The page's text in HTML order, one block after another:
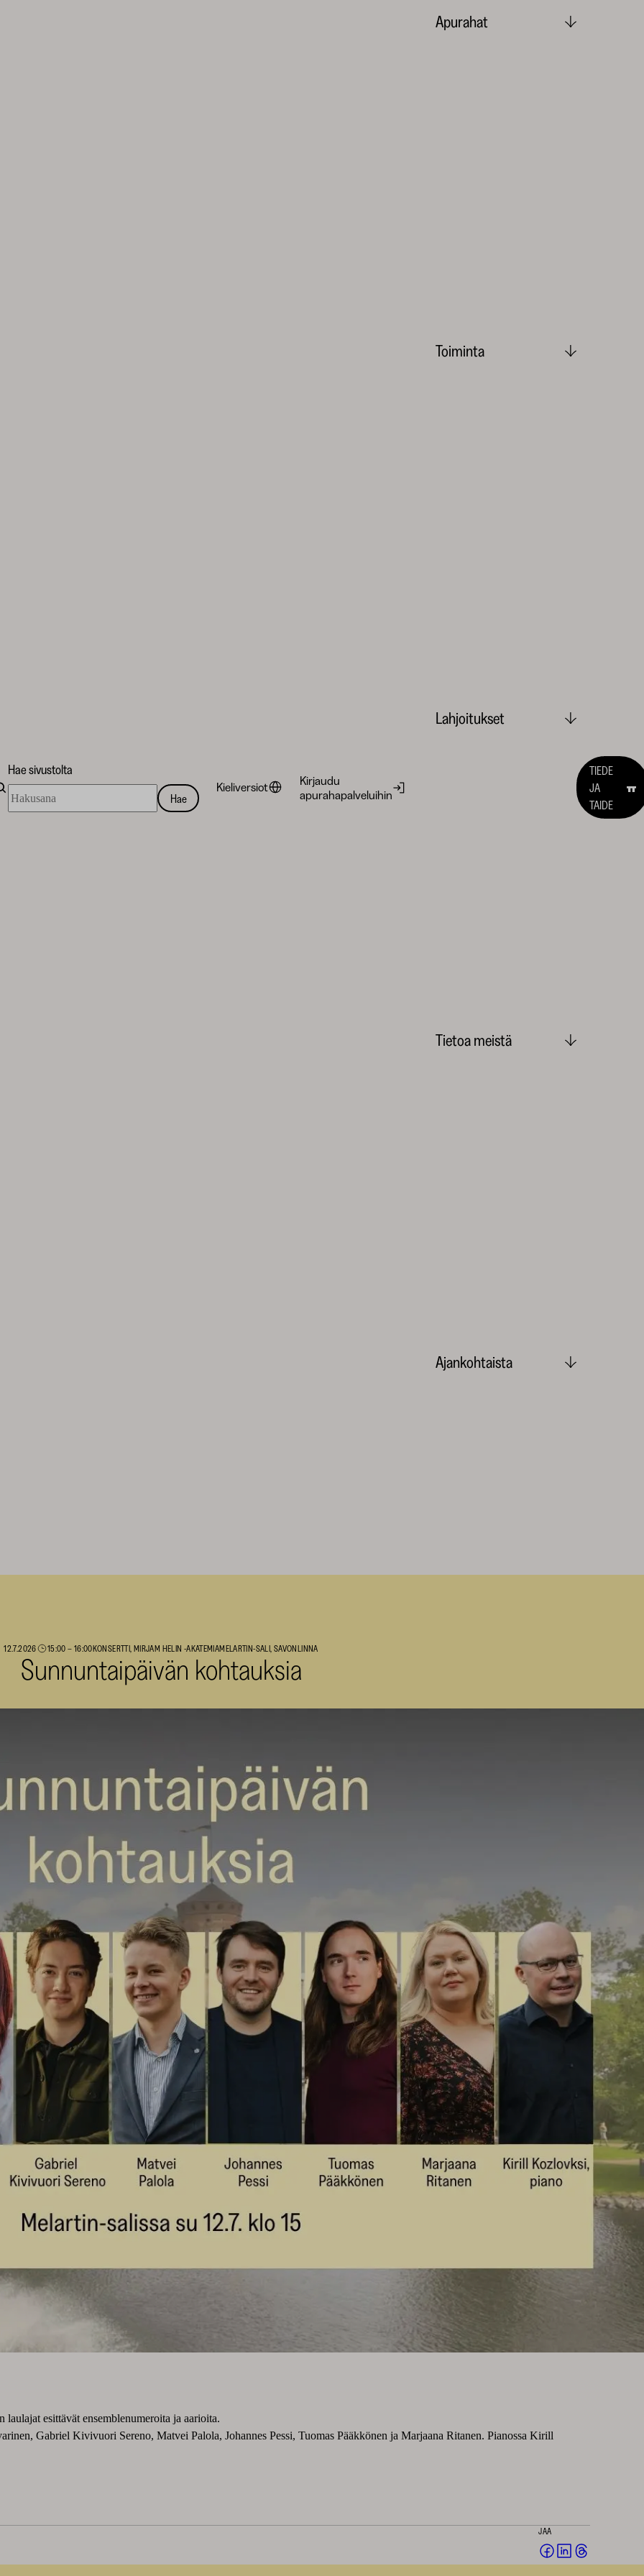
Hae sivustolta
sivustolta
Hae
Kieliversiot
Kirjaudu
apurahapalveluihin
Apurahat
Toiminta
Lahjoitukset
Tietoa meistä
Ajankohtaista
TIEDE
JA
TAIDE
12.7.2026 15:00– 16:00KONSERTTI, MIRJAM HELIN -AKATEMIAMELARTIN-SALI, SAVONLINNA
Sunnuntaipäivän kohtauksia
esittävät ensemblenumeroita ja aarioita.
Gabriel Kivivuori Sereno, Matvei Palola, Johannes Pessi, Tuomas Pääkkönen ja Marjaana Ritanen. Pianossa Kirill
JAA
Jaa
Facebookissa
Jaa
LinkedInissä
Threadsissä